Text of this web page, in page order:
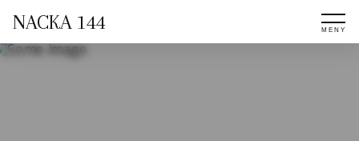
NACKA 144